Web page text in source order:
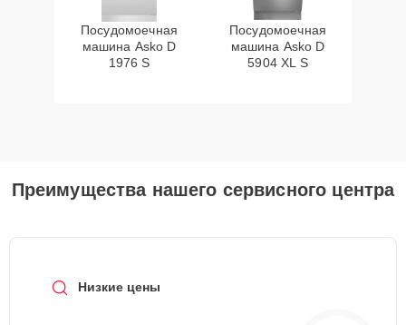
Посудомоечная
машина Asko D
1976 S
Посудомоечная
машина Asko D
5904 XL S
Преимущества нашего сервисного центра
Низкие цены